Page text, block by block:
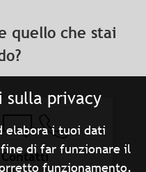
sulla privacy
elabora i tuoi dati
di far funzionare il
funzionamento.
quello che stai
Contatti